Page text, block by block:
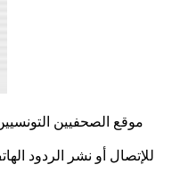
موقع الصحفيين